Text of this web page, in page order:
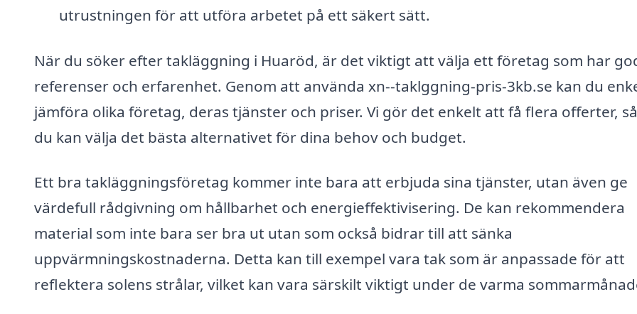
utrustningen för att utföra arbetet på ett säkert sätt.
När du söker efter takläggning i Huaröd, är det viktigt att välja ett företag som har
referenser och erfarenhet. Genom att använda xn--taklggning-pris-3kb.se kan du
jämföra olika företag, deras tjänster och priser. Vi gör det enkelt att få flera offerter,
du kan välja det bästa alternativet för dina behov och budget.
Ett bra takläggningsföretag kommer inte bara att erbjuda sina tjänster, utan även ge
värdefull rådgivning om hållbarhet och energieffektivisering. De kan rekommendera
material som inte bara ser bra ut utan som också bidrar till att sänka
uppvärmningskostnaderna. Detta kan till exempel vara tak som är anpassade för att
reflektera solens strålar, vilket kan vara särskilt viktigt under de varma